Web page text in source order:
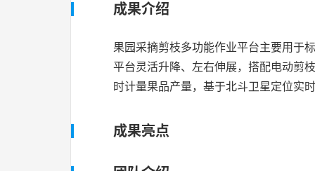
成果介绍
果园采摘剪枝多功能作业平台主要用于
平台灵活升降、左右伸展，搭配电动剪
时计量果品产量，基于北斗卫星定位实
成果亮点